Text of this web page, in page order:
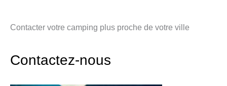
Contacter votre camping plus proche de votre ville
Contactez-nous